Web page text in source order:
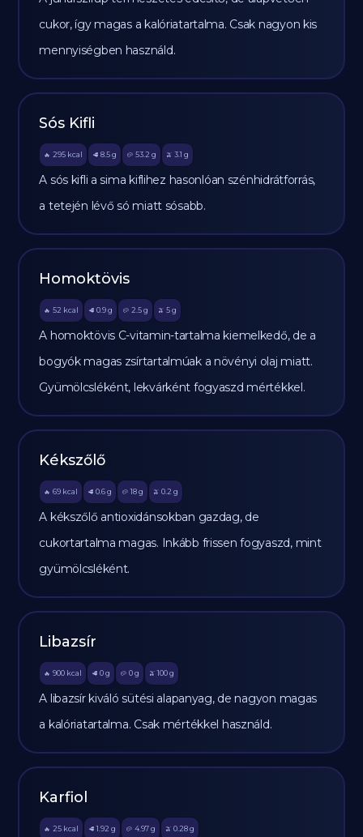
cukor, így magas a kalóriatartalma. Csak nagyon kis
mennyiségben használd.
Sós Kifli
🔥 295 kcal 🥩 8.5 g 🥔 53.2 g 🫒 3.1 g
A sós kifli a sima kiflihez hasonlóan szénhidrátforrás,
a tetején lévő só miatt sósabb.
Homoktövis
🔥 52 kcal 🥩 0.9 g 🥔 2.5g 🫒 5 g
A homoktövis C-vitamin-tartalma kiemelkedő, de a
bogyók magas zsírtartalmúak a növényi olaj miatt.
Gyümölcsléként, lekvárként fogyaszd mértékkel.
Kékszőlő
🔥 69 kcal 🥩 0.6 g 🥔 18g 🫒 0.2 g
A kékszőlő antioxidánsokban gazdag, de
cukortartalma magas. Inkább frissen fogyaszd, mint
gyümölcsléként.
Libazsír
🔥 900 kcal 🥩 0 g 🥔 0g 🫒 100 g
A libazsír kiváló sütési alapanyag, de nagyon magas
a kalóriatartalma. Csak mértékkel használd.
Karfiol
🔥 25 kcal 🥩 1.92 g 🥔 4.97g 🫒 0.28 g